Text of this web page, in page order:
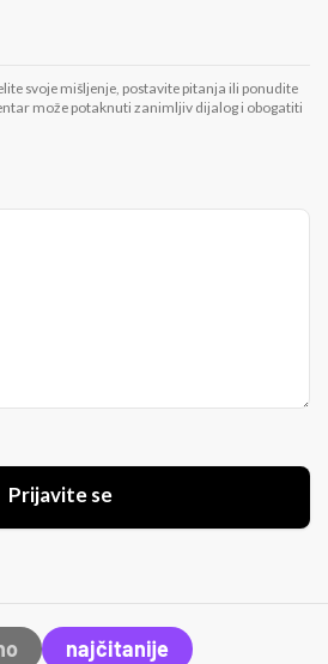
svoje mišljenje, postavite pitanja ili ponudite
može potaknuti zanimljiv dijalog i obogatiti
Prijavite se
najčitanije